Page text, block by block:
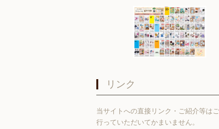
リンク
当サイトへの直接リンク・ご紹介等は
行っていただいてかまいません。